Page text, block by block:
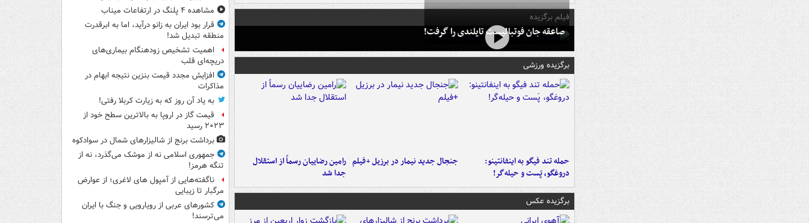
فیلم برگزیده
صاعقه جان فوتبالیست تایلندی را گرفت!
برگزیده ورزشی
حمله تند فیگو به اینفانتینو:
دروغگو، پَست‌ و حیله‌گر!
جنجال جدید نیمار در برزیل +فیلم رامین رضاییان رسماً از استقلال
جدا شد
برگزیده عکس
مشاهده ۴ پلنگ در ارتفاعات میناب
قرار بود ایران به زانو درآید، اما به ابرقدرت
منطقه تبدیل شد!
اهمیت تشخیص زودهنگام بیماری‌های
دریچه‌ای قلب
افزایش مجدد قیمت بنزین نتیجه ابهام در
مذاکرات
به یاد آن روز که به زیارت کربلا رفتی!
قیمت گاز در اروپا به بالاترین سطح خود از
۲۰۲۳ رسید
برداشت برنج از شالیزارهای شمال در سوادکوه
جمهوری اسلامی نه از موشک می‌گذرد، نه از
تنگه هرمز!
ناگفته‌هایی از آمپول های لاغری؛ از عوارض
مرگبار تا زیبایی
کشورهای عربی از رویارویی و جنگ با ایران
می‌ترسند!